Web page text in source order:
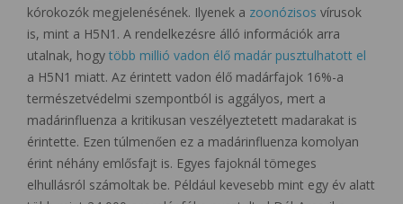
kórokozók megjelenésének. Ilyenek a zoonózisos vírusok
is, mint a H5N1. A rendelkezésre álló információk arra
utalnak, hogy több millió vadon élő madár pusztulhatott el
a H5N1 miatt. Az érintett vadon élő madárfajok 16%-a
természetvédelmi szempontból is aggályos, mert a
madárinfluenza a kritikusan veszélyeztetett madarakat is
érintette. Ezen túlmenően ez a madárinfluenza komolyan
érint néhány emlősfajt is. Egyes fajoknál tömeges
elhullásról számoltak be. Például kevesebb mint egy év alatt